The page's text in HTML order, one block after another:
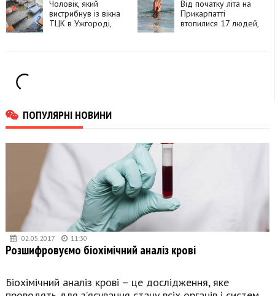
Чоловік, який
вистрибнув із вікна
ТЦК в Ужгороді,
Від початку літа на
Прикарпатті
втопилися 17 людей,
ПОПУЛЯРНІ НОВИНИ
02.05.2017 11:30
Розшифровуємо біохімічний аналіз крові
Біохімічний аналіз крові – це дослідження, яке